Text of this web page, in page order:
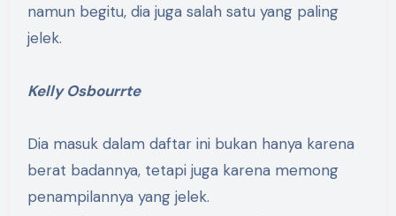
namun begitu, dia juga salah satu yang paling
jelek.
Kelly Osbourrte
Dia masuk dalam daftar ini bukan hanya karena
berat badannya, tetapi juga karena memong
penampilannya yang jelek.